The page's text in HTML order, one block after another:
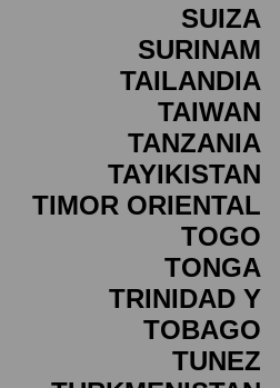
SUIZA
SURINAM
TAILANDIA
TAIWAN
TANZANIA
TAYIKISTAN
TIMOR ORIENTAL
TOGO
TONGA
TRINIDAD Y
TOBAGO
TUNEZ